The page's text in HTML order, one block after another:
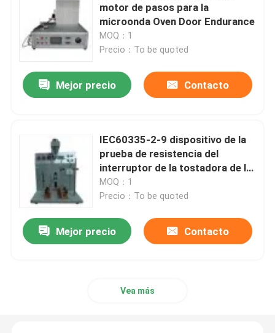
motor de pasos para la
microonda Oven Door Endurance
MOQ：1
Precio：To be quoted
Mejor precio Contacto
IEC60335-2-9 dispositivo de la
prueba de resistencia del
interruptor de la tostadora de la
cláusula 19,101
MOQ：1
Precio：To be quoted
Mejor precio Contacto
Vea más